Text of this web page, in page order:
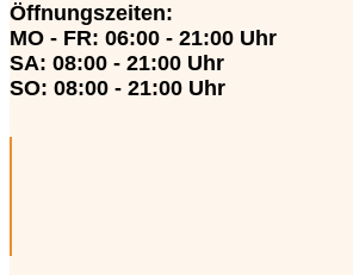
Öffnungszeiten:
MO - FR: 06:00 - 21:00 Uhr
SA: 08:00 - 21:00 Uhr
SO: 08:00 - 21:00 Uhr